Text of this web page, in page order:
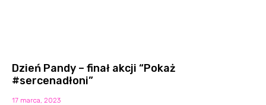
Dzień Pandy – finał akcji “Pokaż
#sercenadłoni”
17 marca, 2023